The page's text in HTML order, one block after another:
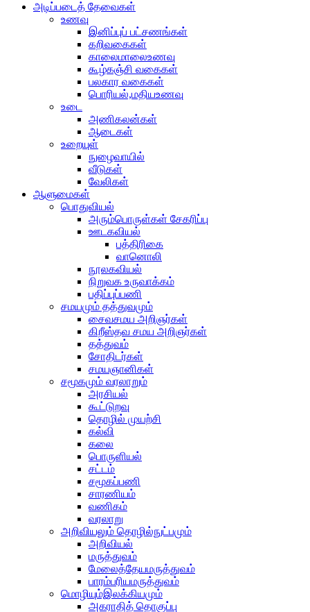
அடிப்படைத் தேவைகள்
உணவு
இனிப்புப் பட்சணங்கள்
கறிவகைகள்
காலைமாலைஉணவு
கூழ்கஞ்சி வகைகள்
பலகார வகைகள்
பொரியல்,மதியஉணவு
உடை
அணிகலன்கள்
ஆடைகள்
உறையுள்
நுழைவாயில்
வீடுகள்
வேலிகள்
ஆளுமைகள்
பொதுவியல்
அரும்பொருள்கள் சேகரிப்பு
ஊடகவியல்
பத்திரிகை
வானொலி
நூலகவியல்
நிறுவக உருவாக்கம்
பதிப்புப்பணி
சமயமும் தத்துவமும்
சைவசமய அறிஞர்கள்
கிறீஸ்தவ சமய அறிஞர்கள்
தத்துவம்
சோதிடர்கள்
சமயஞானிகள்
சமூகமும் வரலாறும்
அரசியல்
கூட்டுறவு
தொழில் முயற்சி
கல்வி
கலை
பொருளியல்
சட்டம்
சமூகப்பணி
சாரணியம்
வணிகம்
வரலாறு
அறிவியலும் தொழில்நுட்பமும்
அறிவியல்
மருத்துவம்
மேலைத்தேயமருத்துவம்
பாரம்பரியமருத்துவம்
மொழியும்இலக்கியமும்
அகராதித் தொகுப்பு